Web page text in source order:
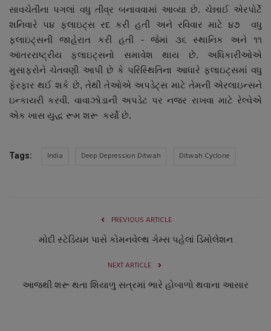
સાવચેતીના પગલાં વધુ તીવ્ર બનાવવામાં આવ્યા છે. ચેન્નાઈ એરપોર્ટે
શનિવારે ૫૪ ફ્લાઇટ્સ રદ કરી હતી અને રવિવાર માટે ૪૭ વધુ
ફ્લાઇટ્સની જાહેરાત કરી હતી - જેમાં ૩૬ સ્થાનિક અને ૧૧
આંતરરાષ્ટ્રીય ફ્લાઇટ્સનો સમાવેશ થાય છે. અધિકારીઓએ
મુસાફરોને ચેતવણી આપી છે કે પરિસ્થિતિના આધારે ફ્લાઇટ્સમાં વધુ
ફેરફાર થઈ શકે છે, તેથી તેઓએ અપડેટ્સ માટે તેમની એરલાઇન્સને
ઇન્કાયરી કરવી. વાવાઝોડાની અપડેટ પર નજર રાખવા માટે રેલ્વેએ
એક ખાસ યુદ્ધ રૂમ શરૂ કર્યો છે.
Tags: India Deep Depression Ditwah Ditwah Cyclone
PREVIOUS ARTICLE
મોદી સ્ટેડિયમ પાસે કોમનવેલ્થ ગેમ્સ પહેલાં ડિમોલેશન
NEXT ARTICLE
આજથી શરૂ થતા શિયાળુ સત્રમાં ભારે હોબાળો થવાના આસાર